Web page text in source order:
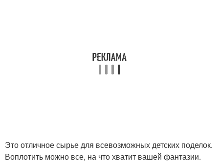
Самоделки из
Подсвечники из
Это отличное сырье для всевозможных детских поделок.
Воплотить можно все, на что хватит вашей фантазии.